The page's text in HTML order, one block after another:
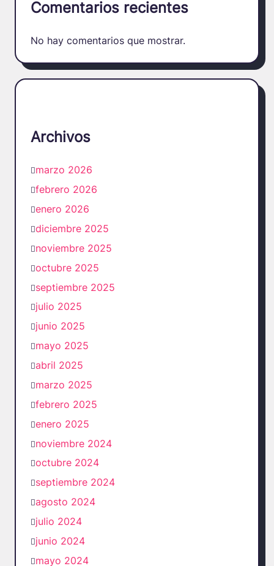
Comentarios recientes
No hay comentarios que mostrar.
Archivos
marzo 2026
febrero 2026
enero 2026
diciembre 2025
noviembre 2025
octubre 2025
septiembre 2025
julio 2025
junio 2025
mayo 2025
abril 2025
marzo 2025
febrero 2025
enero 2025
noviembre 2024
octubre 2024
septiembre 2024
agosto 2024
julio 2024
junio 2024
mayo 2024